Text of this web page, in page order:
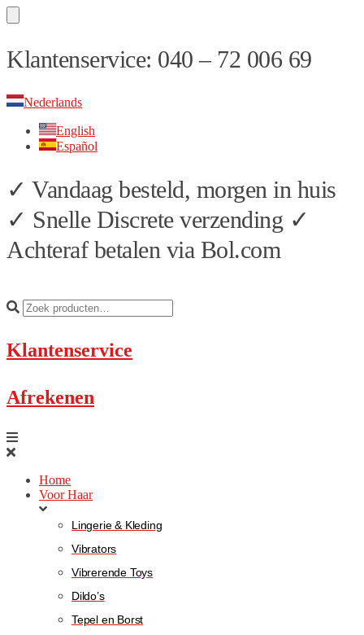
Skip
to
Skip
to
Klantenservice: 040 – 72 006 69
Nederlands
English
Español
✓ Vandaag besteld, morgen in huis
✓ Snelle Discrete verzending ✓
Achteraf betalen via Bol.com
Klantenservice
Afrekenen
Home
Voor Haar
Lingerie & Kleding
Vibrators
Vibrerende Toys
Dildo’s
Tepel en Borst